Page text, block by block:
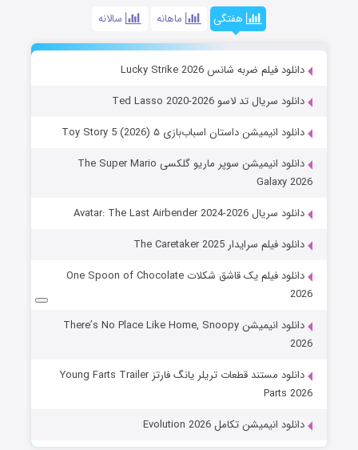
هفتگی ماهانه سالانه
دانلود فیلم ضربه شانس Lucky Strike 2026
دانلود سریال تد لاسو Ted Lasso 2020-2026
دانلود انیمیشن داستان اسباب‌بازی ۵ Toy Story 5 (2026)
دانلود انیمیشن سوپر ماریو گلکسی The Super Mario
Galaxy 2026
دانلود سریال Avatar: The Last Airbender 2024-2026
دانلود فیلم سرایدار The Caretaker 2025
دانلود فیلم یک قاشق شکلات One Spoon of Chocolate
2026
دانلود انیمیشن There’s No Place Like Home, Snoopy
2026
دانلود مستند قطعات تریلر یانگ فارتز Young Farts Trailer
Parts 2026
دانلود انیمیشن تکامل Evolution 2026